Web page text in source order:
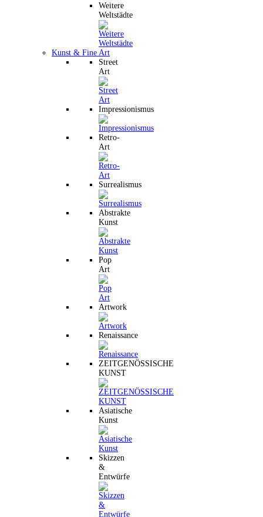
Weitere
Weltstädte
Kunst & Fine Art
Street
Art
Impressionismus
Retro-
Art
Surrealismus
Abstrakte
Kunst
Pop
Art
Artwork
Renaissance
ZEITGENÖSSISCHE
KUNST
Asiatische
Kunst
Skizzen
&
Entwürfe